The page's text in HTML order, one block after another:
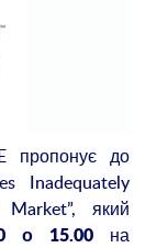
пропонує до
Inadequately
який
о 15.00на